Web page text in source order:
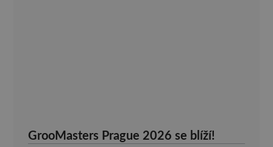
GrooMasters Prague 2026 se blíží!